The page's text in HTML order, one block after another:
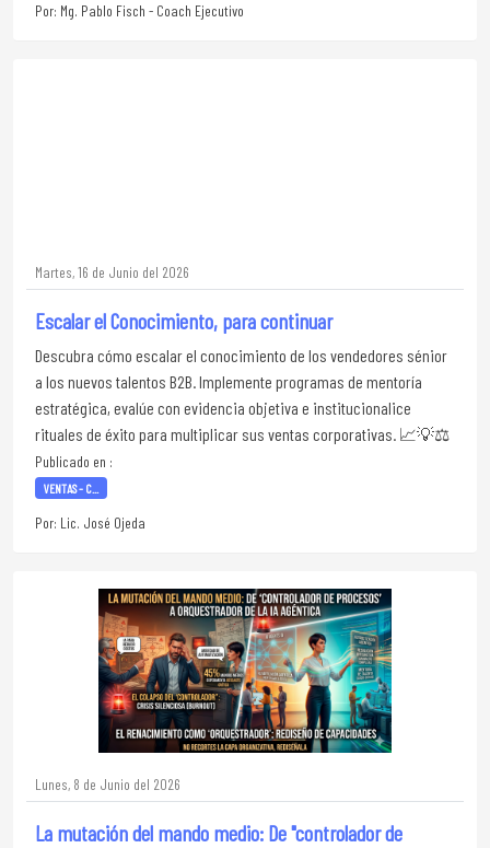
Por: Mg. Pablo Fisch - Coach Ejecutivo
Martes, 16 de Junio del 2026
Escalar el Conocimiento, para continuar
Descubra cómo escalar el conocimiento de los vendedores sénior
a los nuevos talentos B2B. Implemente programas de mentoría
estratégica, evalúe con evidencia objetiva e institucionalice
rituales de éxito para multiplicar sus ventas corporativas. 📈💡⚖️
Publicado en :
VENTAS - C...
Por: Lic. José Ojeda
Lunes, 8 de Junio del 2026
La mutación del mando medio: De "controlador de